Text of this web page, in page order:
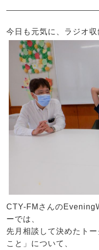
今日も元気に、ラジオ
CTY-FMさんの
ーでは、
先月相談して決めたト
こと」について、